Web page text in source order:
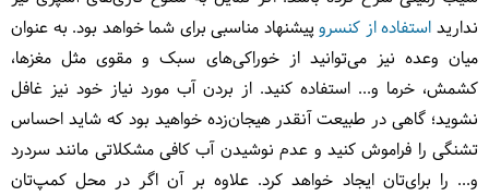
ندارید استفاده از کنسروپیشنهاد مناسبی برای شما خواهد بود. به عنوان
میان وعده نیز می‌توانید از خوراکی‌های سبک و مقوی مثل مغزها،
کشمش، خرما و... استفاده کنید. از بردن آب مورد نیاز خود نیز غافل
نشوید؛ گاهی در طبیعت آنقدر هیجان‌زده خواهید بود که شاید احساس
تشنگی را فراموش کنید و عدم نوشیدن آب کافی مشکلاتی مانند سردرد
و... را برای‌تان ایجاد خواهد کرد. علاوه بر آن اگر در محل کمپ‌تان